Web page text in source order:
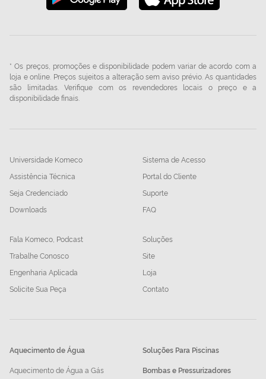
* Os preços, promoções e disponibilidade podem variar de acordo com a
loja e online. Preços sujeitos a alteração sem aviso prévio. As quantidades
são limitadas. Verifique com os revendedores locais o preço e a
disponibilidade finais.
Universidade Komeco
Assistência Técnica
Seja Credenciado
Downloads
Sistema de Acesso
Portal do Cliente
Suporte
FAQ
Fala Komeco, Podcast
Trabalhe Conosco
Engenharia Aplicada
Solicite Sua Peça
Soluções
Site
Loja
Contato
Aquecimento de Água
Aquecimento de Água a Gás
Soluções Para Piscinas
Bombas e Pressurizadores